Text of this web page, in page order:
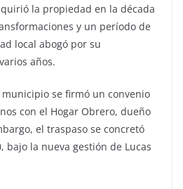
la propiedad en la década
y un período de
local abogó por su
años.
se firmó un convenio
con el Hogar Obrero, dueño
el traspaso se concretó
bajo la nueva gestión de Lucas